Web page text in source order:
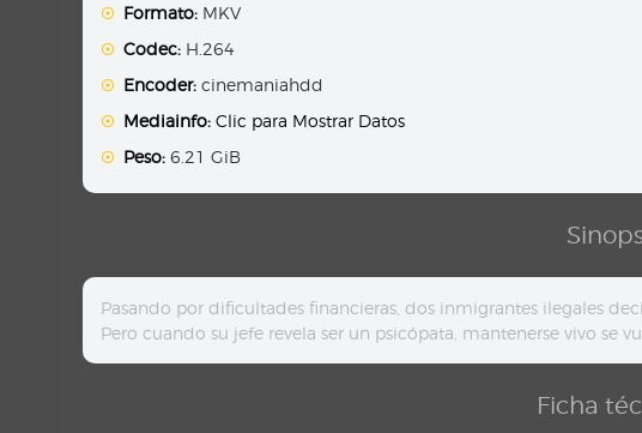
Formato: MKV
Codec: H.264
Encoder: cinemaniahdd
Mediainfo: Clic para Mostrar Datos
Peso: 6.21 GiB
Pasando por dificultades financieras, dos inmigrantes ilegales
Pero cuando su jefe revela ser un psicópata, mantenerse vivo se
Ficha